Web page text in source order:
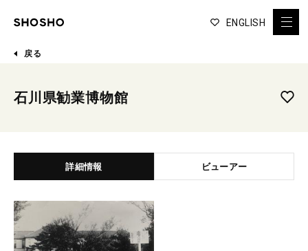
ENGLISH
戻る
石川県勧業博物館
詳細情報 ビューアー